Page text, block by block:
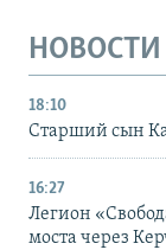
НОВОСТИ
18:10
Старший сын
16:27
Легион
моста через